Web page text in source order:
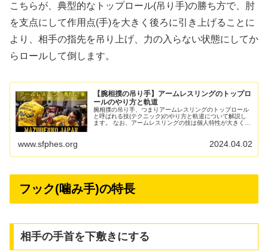
こちらが、典型的なトップロール(吊り手)の勝ち方で、肘
を支点にして作用点(手)を大きく後ろに引き上げることに
より、相手の指先を吊り上げ、力の入らない状態にしてか
らロールして倒します。
【腕相撲の吊り手】アームレスリングのトップロ
ールのやり方と軌道
腕相撲の吊り手、つまりアームレスリングのトップロール
と呼ばれる技(テクニック)のやり方と軌道について解説し
ます。 なお、アームレスリングの技は個人特性が大きく、
www.sfphes.org 2024.04.02
フック(噛み手)の特長
相手の手首を下敷きにする